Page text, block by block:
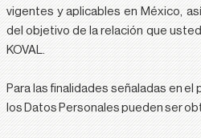
vigentes y aplicables en México,
del objetivo de la relación que
KOVAL.
Para las finalidades señaladas en
los Datos Personales pueden ser